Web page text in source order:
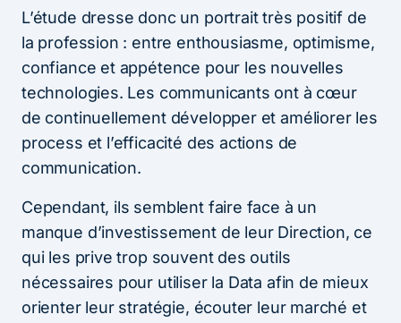
L’étude dresse donc un portrait très positif de
la profession : entre enthousiasme, optimisme,
confiance et appétence pour les nouvelles
technologies. Les communicants ont à cœur
de continuellement développer et améliorer les
process et l’efficacité des actions de
communication.
Cependant, ils semblent faire face à un
manque d’investissement de leur Direction, ce
qui les prive trop souvent des outils
nécessaires pour utiliser la Data afin de mieux
orienter leur stratégie, écouter leur marché et